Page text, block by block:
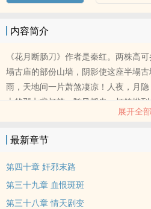
内容简介
《花月断肠刀》作者是秦红。两株高
塌古庙的部份山墙，阴影使这座半塌
雨，天地间一片萧煞凄凉！人夜，月
上的那七盏灯笼，随风摇曳。灯笼排
何明亮，却能使人在老远的地方，就
或有心？！这时，直对古庙那条深草坪
单调但极沉稳的步声，越来越近。
展开全部
最新章节
第四十章 奸邪末路
第三十九章 血恨斑斑
第三十八章 情天剧变